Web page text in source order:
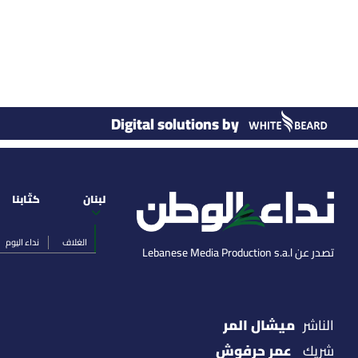
Digital solutions by
تصدر عن Lebanese Media Production s.a.l
لبنان
الغلاف نداء اليوم
كتّابنا
الناشر ميشال المر
شريك عمر حرفوش